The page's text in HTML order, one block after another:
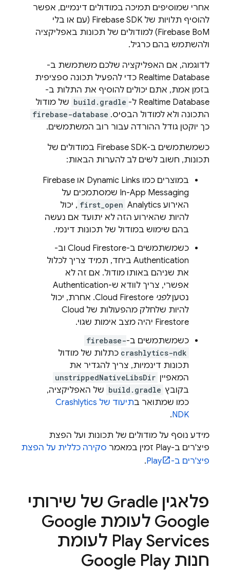
אחרי שמוסיפים תמיכה במודולים דינמיים, אפשר
להוסיף תלויות של Firebase SDK (עם או בלי
Firebase BoM) למודולים של תכונות באפליקציה
ולהשתמש בהם כרגיל.
לדוגמה, אם האפליקציה שלכם משתמשת ב-
Realtime Database כדי להפעיל תכונה ספציפית
בזמן אמת, אתם יכולים להוסיף את התלות ב-
Realtime Database ל- build.gradle של מודול
התכונה ולא למודול הבסיס. firebase-database
כך יוקטן גודל ההורדה עבור רוב המשתמשים.
כשמשתמשים ב-Firebase SDK במודולים של
תכונות, חשוב לשים לב להערות הבאות:
במוצרים כמו Dynamic Links או Firebase
In-App Messaging שמסתמכים על
האירוע Analytics
first_open , יכול
להיות שהאירוע הזה לא יתועד אם נעשה
בהם שימוש במודול של תכונות דינמי.
כשמשתמשים ב-Cloud Firestore וב-
Authentication ביחד, תמיד צריך לכלול
את שניהם באותו מודול. אם זה לא
אפשרי, צריך לוודא ש-Authentication
נטעןלפני Cloud Firestore. אחרת, יכול
להיות שלחלק מהפעולות של Cloud
Firestore יהיה מצב אימות שגוי.
כשמשתמשים ב-firebase-
crashlytics-ndk כתלות של מודול
תכונות דינמיות, צריך להגדיר את
המאפיין unstrippedNativeLibsDir
בקובץ build.gradle של האפליקציה,
כמו שמתואר בתיעוד של Crashlytics
NDK
.
מידע נוסף על מודולים של תכונות ועל הפצת
פיצ'רים ב-Play זמין במאמר
סקירה כללית על הפצת
פיצ'רים ב-Play
.
פלאגין Gradle של שירותי
Google לעומת Google
Play Services לעומת
חנות Google Play